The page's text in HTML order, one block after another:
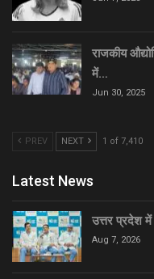
राजकीय
में…
Jun 30, 2025
PREV NEXT 1 of 7,410
Latest News
उत्तर प्रदेश
Aug 7, 2026